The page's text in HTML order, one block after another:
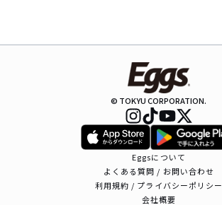
© TOKYU CORPORATION.
Eggsについて
よくある質問 / お問い合わせ
利用規約 / プライバシーポリシー
会社概要